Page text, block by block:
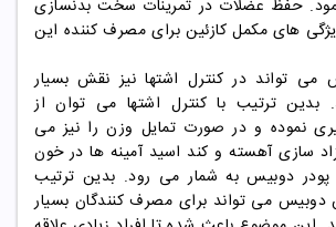
حفظ عضلات در تمرینات سخت بدنسازی
های مکمل کازئین برای مصرف کننده این
می تواند در کنترل اشتها نیز نقش بسیار
بدین ترتیب با کنترل اشتها می توان از
نموده و در صورت تمایل وزن را نیز می
سازی آهسته و کند اسید آمینه ها در خون
دوبیس به شمار می رود. بدین ترتیب
دوبیس می تواند برای مصرف کنندگان بسیار